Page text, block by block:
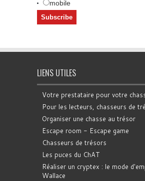
mobile
LIENS UTILES
Votre prestataire pour votre
Pour les lecteurs, chasseurs de
Organiser une chasse au trésor
Escape room - Escape game
Chasseurs de trésors
Les puces du ChAT
Réaliser un cryptex : le mode
Wallace